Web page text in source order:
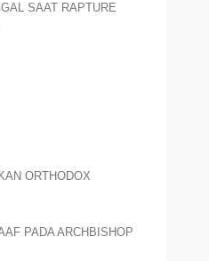
SAAT RAPTURE
ORTHODOX
PADA ARCHBISHOP